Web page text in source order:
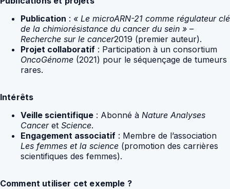
Publication : « Le microARN-21 comme régulateur clé
de la chimiorésistance du cancer du sein » –
Recherche sur le cancer2019 (premier auteur).
Projet collaboratif : Participation à un consortium
OncoGénome (2021) pour le séquençage de tumeurs
rares.
Intérêts
Veille scientifique : Abonné à Nature Analyses
Canceret Science.
Engagement associatif : Membre de l’association
Les femmes et la science (promotion des carrières
scientifiques des femmes).
Comment utiliser cet exemple ?